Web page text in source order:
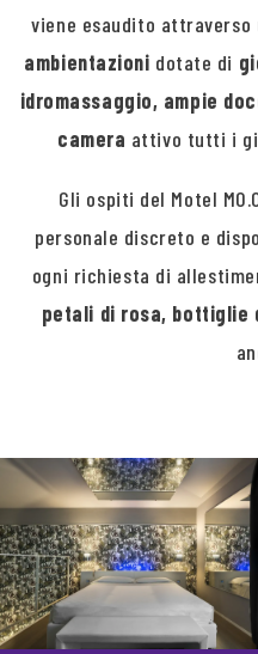
viene esaudito attraverso
ambientazioni dotate di
idromassaggio, ampie
camera attivo tutti i
Gli ospiti del Motel
personale discreto e
ogni richiesta di
petali di rosa, bottiglie